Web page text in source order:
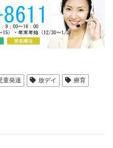
童発達 放デイ
療育